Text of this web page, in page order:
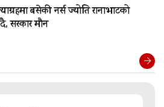
बसेकी नर्स ज्योति रानाभाटको
सरकार मौन